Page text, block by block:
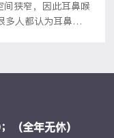
经历，敏捷与智慧
是扎针、拔针一点
！全院最最最温
上懂药剂心理护理
狭窄，因此耳鼻喉
多人都认为耳鼻喉
险堪比心脑血管疾
喉疼痛、吞咽、呼
成呼吸道堵塞从而
全年无休）